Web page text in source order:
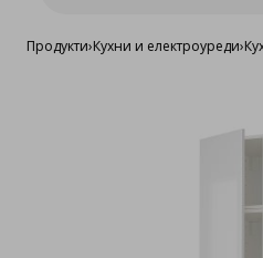
Продукти›Кухни и електроуреди›